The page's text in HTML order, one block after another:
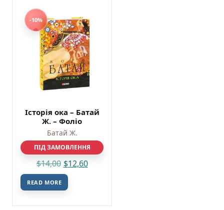
-10%
Історія ока – Батай
Ж. – Фоліо
Батай Ж.
ПІД ЗАМОВЛЕННЯ
$14,00 $12,60
READ MORE